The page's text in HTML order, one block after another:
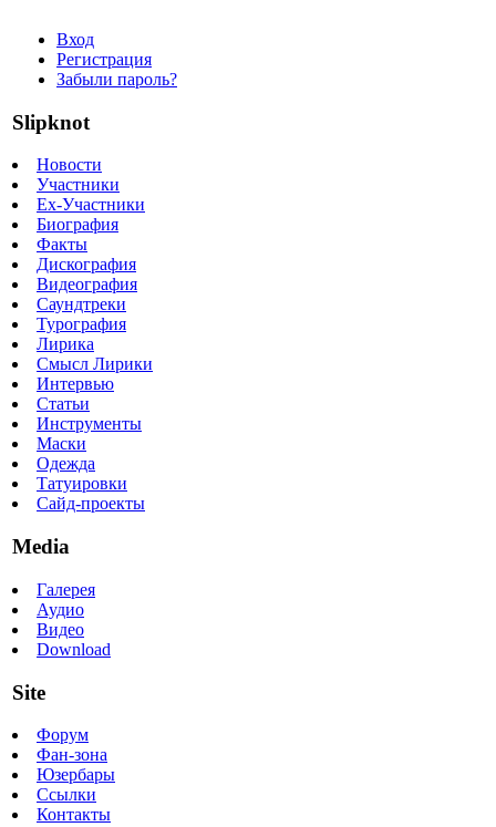
Вход
Регистрация
Забыли пароль?
Slipknot
Новости
Участники
Ex-Участники
Биография
Факты
Дискография
Видеография
Саундтреки
Турография
Лирика
Смысл Лирики
Интервью
Статьи
Инструменты
Маски
Одежда
Татуировки
Сайд-проекты
Media
Галерея
Аудио
Видео
Download
Site
Форум
Фан-зона
Юзербары
Ссылки
Контакты